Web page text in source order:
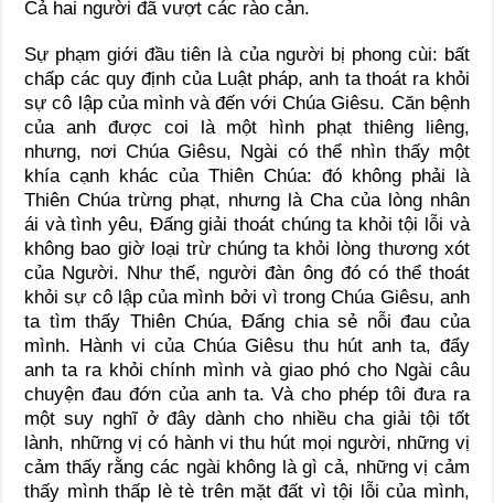
Cả hai người đã vượt các rào cản.
Sự phạm giới đầu tiên là của người bị phong cùi: bất
chấp các quy định của Luật pháp, anh ta thoát ra khỏi
sự cô lập của mình và đến với Chúa Giêsu. Căn bệnh
của anh được coi là một hình phạt thiêng liêng,
nhưng, nơi Chúa Giêsu, Ngài có thể nhìn thấy một
khía cạnh khác của Thiên Chúa: đó không phải là
Thiên Chúa trừng phạt, nhưng là Cha của lòng nhân
ái và tình yêu, Đấng giải thoát chúng ta khỏi tội lỗi và
không bao giờ loại trừ chúng ta khỏi lòng thương xót
của Người. Như thế, người đàn ông đó có thể thoát
khỏi sự cô lập của mình bởi vì trong Chúa Giêsu, anh
ta tìm thấy Thiên Chúa, Đấng chia sẻ nỗi đau của
mình. Hành vi của Chúa Giêsu thu hút anh ta, đẩy
anh ta ra khỏi chính mình và giao phó cho Ngài câu
chuyện đau đớn của anh ta. Và cho phép tôi đưa ra
một suy nghĩ ở đây dành cho nhiều cha giải tội tốt
lành, những vị có hành vi thu hút mọi người, những vị
cảm thấy rằng các ngài không là gì cả, những vị cảm
thấy mình thấp lè tè trên mặt đất vì tội lỗi của mình,